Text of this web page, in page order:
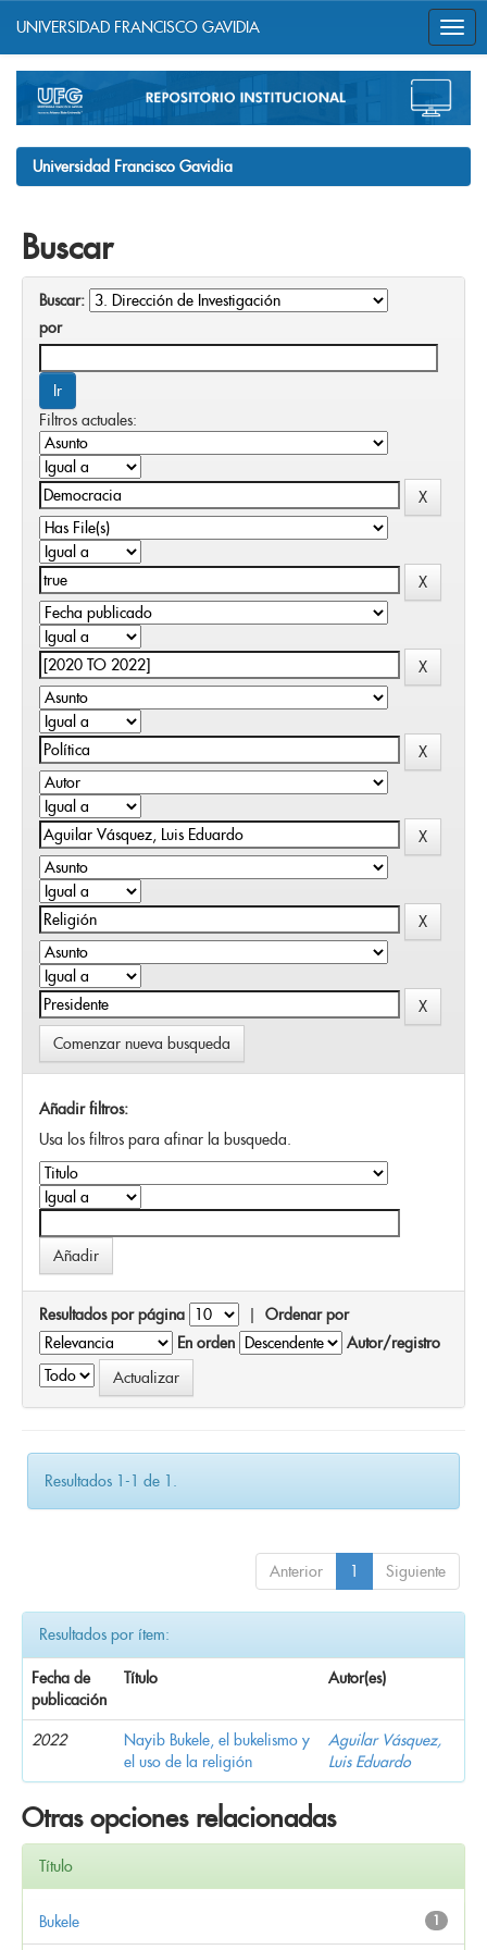
navigation
UNIVERSIDAD FRANCISCO GAVIDIA
Universidad Francisco Gavidia
Buscar
Buscar:
por
Filtros actuales:
Comenzar nueva busqueda
Añadir filtros:
Usa los filtros para afinar la busqueda.
Resultados por página | Ordenar por
En orden
Autor/registro
Resultados 1-1 de 1.
Anterior 1 Siguiente
Resultados por ítem:
Fecha de
publicación
Título Autor(es)
2022
Nayib Bukele, el bukelismo y
el uso de la religión
Aguilar Vásquez,
Luis Eduardo
Otras opciones relacionadas
Título
1
Bukele